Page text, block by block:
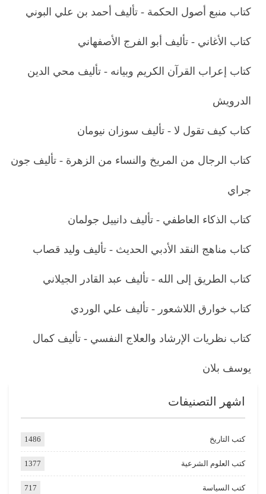
كتاب منبع أصول الحكمة - تأليف أحمد بن علي البوني
كتاب الأغاني - تأليف أبو الفرج الأصفهاني
كتاب إعراب القرآن الكريم وبيانه - تأليف محي الدين
الدرويش
كتاب كيف تقول لا - تأليف سوزان نيومان
كتاب الرجال من المريخ والنساء من الزهرة - تأليف جون
جراي
كتاب الذكاء العاطفي - تأليف دانييل جولمان
كتاب مناهج النقد الأدبي الحديث - تأليف وليد قصاب
كتاب الطريق إلى الله - تأليف عبد القادر الجيلاني
كتاب خوارق اللاشعور - تأليف علي الوردي
كتاب نظريات الإرشاد والعلاج النفسي - تأليف كمال
يوسف بلان
اشهر التصنيفات
كتب التاريخ 1486
كتب العلوم الشرعية 1377
كتب السياسة 717